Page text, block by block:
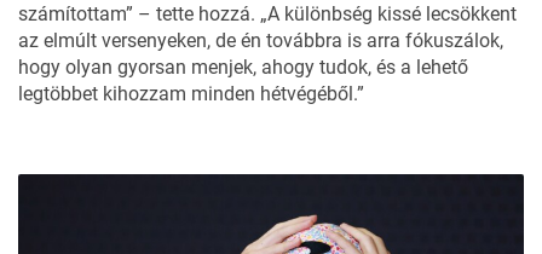
számítottam” – tette hozzá. „A különbség kissé lecsökkent
az elmúlt versenyeken, de én továbbra is arra fókuszálok,
hogy olyan gyorsan menjek, ahogy tudok, és a lehető
legtöbbet kihozzam minden hétvégéből.”